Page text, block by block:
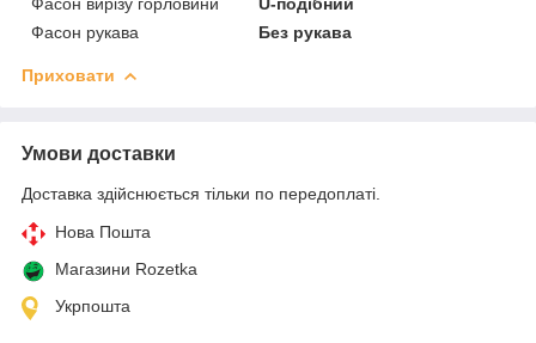
Фасон рукава
Без рукава
Приховати
Умови доставки
Доставка здійснюється тільки по передоплаті.
Нова Пошта
Магазини Rozetka
Укрпошта